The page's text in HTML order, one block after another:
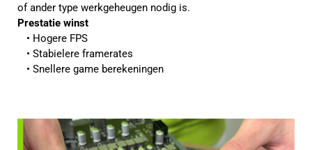
of ander type werkgeheugen nodig is.
Prestatie winst
Hogere FPS
Stabielere framerates
Snellere game berekeningen